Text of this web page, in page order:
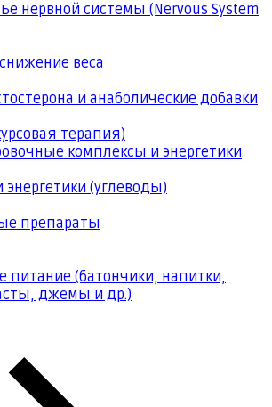
нервной системы (Nervous System
веса
и анаболические добавки
терапия)
комплексы и энергетики
энергетики (углеводы)
препараты
питание (батончики, напитки,
джемы и др.)